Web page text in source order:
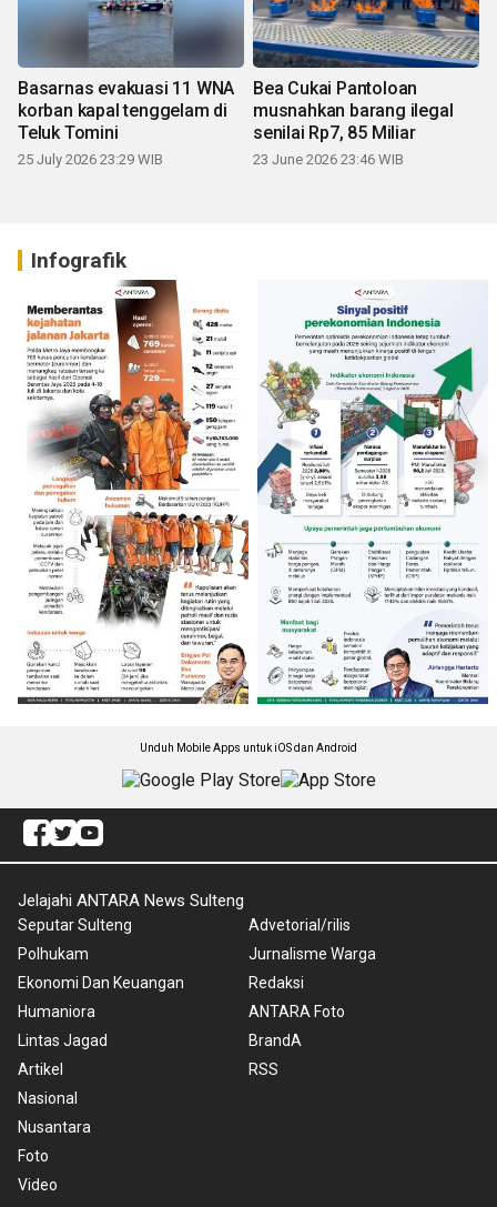
Basarnas evakuasi 11 WNA
korban kapal tenggelam di
Teluk Tomini
25 July 2026 23:29 WIB
Bea Cukai Pantoloan
musnahkan barang ilegal
senilai Rp7, 85 Miliar
23 June 2026 23:46 WIB
Infografik
Unduh Mobile Apps untuk iOS dan Android
Jelajahi ANTARA News Sulteng
Seputar Sulteng
Polhukam
Ekonomi Dan Keuangan
Humaniora
Lintas Jagad
Artikel
Nasional
Nusantara
Foto
Video
Advetorial/rilis
Jurnalisme Warga
Redaksi
ANTARA Foto
BrandA
RSS